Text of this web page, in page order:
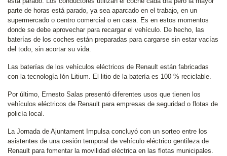
parte de horas está parado, ya sea aparcado en el trabajo, en un
supermercado o centro comercial o en casa. Es en estos momentos
donde se debe aprovechar para recargar el vehículo. De hecho, las
baterías de los coches están preparadas para cargarse sin estar vacías
del todo, sin acortar su vida.
Las baterías de los vehículos eléctricos de Renault están fabricadas
con la tecnología Ión Litium. El litio de la batería es 100 % reciclable.
Por último, Ernesto Salas presentó diferentes usos que tienen los
vehículos eléctricos de Renault para empresas de seguridad o flotas de
policía local.
La Jornada de Ajuntament Impulsa concluyó con un sorteo entre los
asistentes de una cesión temporal de vehículo eléctrico gentileza de
Renault para fomentar la movilidad eléctrica en las flotas municipales.